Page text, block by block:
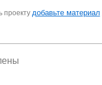
проекту добавьте материал